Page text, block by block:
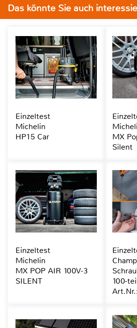
Das könnte Sie auch
Einzeltest
Michelin
HP15 Car
MX
Silent
Einzeltest
Michelin
MX POP AIR 100V-3
SILENT
100-